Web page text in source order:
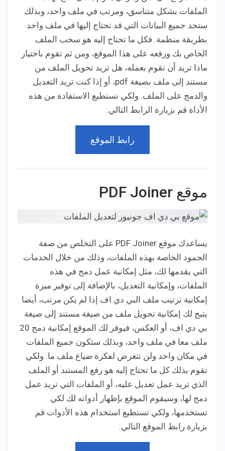
الملفات بشكل متناسق، ومرتب في ملف واحد، وبذلك
ستجد جميع البيانات التي قد تحتاج إليها في ملف واحد
بطريقة منظمة. فكل ما تحتاج إليه هو سحب الملف
الخاص بك ورفعه على هذا الموقع، ومن ثم تقوم باختيار
ماذا تريد أن تقوم بعمله، هل تريد تحويل الملف من
مستند إلى ملف بصيغة pdf، أو إذا كنت تريد التعديل
والدمج على الملف. ولكي تستطيع الاستفادة من هذه
الأداة قم بزيارة الرابط التالي:
رابط الموقع
موقع PDF Joiner
يساعدك موقع PDF Joiner على التخلص من صفة
الجمود الخاصة بهذه الملفات، وذلك من خلال الخدمات
التي يقدمها لك، مثل إمكانية عمل دمج في هذه
الملفات، وإمكانية التعديل، بالإضافة إلى توفير ميزة
إمكانية ترتيب ملف البي دي اف إذا لم يكن مرتب، أيضا
يتيح لك إمكانية تحويل ملف من صيغة مستند إلى صيغة
بي دي اف، أو العكس، فيوفر لك الموقع إمكانية دمج 20
ملف معا في ملف واحد، وبذلك ستكون جميع الملفات
في مكان واحد ولن تتعرض لفكرة ضياع ملف ما. ولكي
تقوم بذلك كل ما تحتاج إليه هو رفع المستند أو الملف
الذي تريد عمل تعديل عليه، أو الملفات التي تريد عمل
دمج لها، وسيقوم الموقع بإظهار أدواته لك لكي
تستخدمها، ولكي تستطيع استخدام هذه الأدوات قم
بزيارة رابط الموقع التالي: